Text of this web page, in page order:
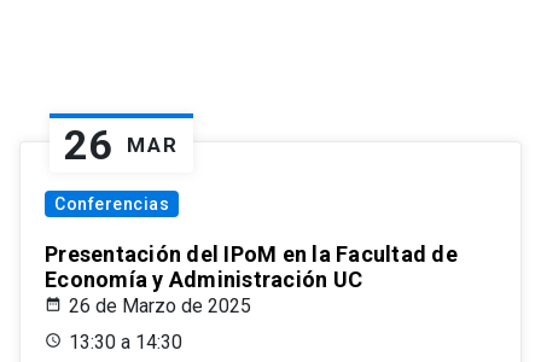
26 MAR
Conferencias
Presentación del IPoM en la Facultad de
Economía y Administración UC
26 de Marzo de 2025
13:30 a 14:30